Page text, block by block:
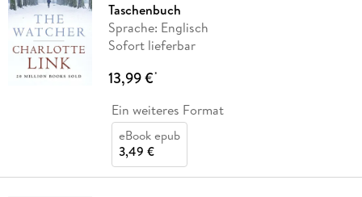
Taschenbuch
Sprache: Englisch
Sofort lieferbar
13,99 €*
Ein weiteres Format
eBook epub
3,49 €